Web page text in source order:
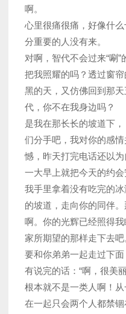
啊。
心里很痛很痛，好像什
分重要的人没有来。
对啊，智代不会过来“唰
把我照耀的吗？透过窗
黑的天，又仿佛回到那
代，你不在我身边吗？
是我在那长长的坡道下
们分手吧，我对你的感
憾，昨天打完电话还以
一大早上就把今天的约会
我手里拿着没有吃完的
的坡道，走向你的同伴
啊。你的光辉已经照得
家所期望的那样走下去
要和你弟弟一起走过下
有说完的话：“啊，很美
根本就不是一类人啊！
在一起只会两个人都禁锢